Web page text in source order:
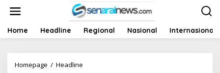
t
Home Headline Regional Nasional Internasional
Homepage / Headline